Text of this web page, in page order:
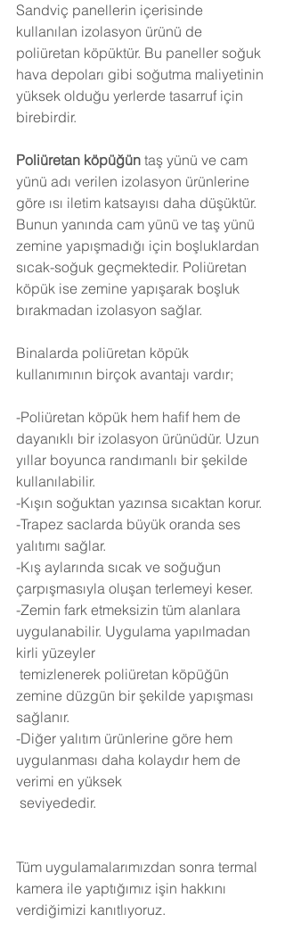
Sandviç panellerin içerisinde
kullanılan izolasyon ürünü de
poliüretan köpüktür. Bu paneller soğuk
hava depoları gibi soğutma maliyetinin
yüksek olduğu yerlerde tasarruf için
birebirdir.
Poliüretan köpüğün taş yünü ve cam
yünü adı verilen izolasyon ürünlerine
göre ısı iletim katsayısı daha düşüktür.
Bunun yanında cam yünü ve taş yünü
zemine yapışmadığı için boşluklardan
sıcak-soğuk geçmektedir. Poliüretan
köpük ise zemine yapışarak boşluk
bırakmadan izolasyon sağlar.
Binalarda poliüretan köpük
kullanımının birçok avantajı vardır;
-Poliüretan köpük hem hafif hem de
dayanıklı bir izolasyon ürünüdür. Uzun
yıllar boyunca randımanlı bir şekilde
kullanılabilir.
-Kışın soğuktan yazınsa sıcaktan korur.
-Trapez saclarda büyük oranda ses
yalıtımı sağlar.
-Kış aylarında sıcak ve soğuğun
çarpışmasıyla oluşan terlemeyi keser.
-Zemin fark etmeksizin tüm alanlara
uygulanabilir. Uygulama yapılmadan
kirli yüzeyler
zemine düzgün bir şekilde yapışması
sağlanır.
-Diğer yalıtım ürünlerine göre hem
uygulanması daha kolaydır hem de
verimi en yüksek
seviyededir.
Tüm uygulamalarımızdan sonra termal
kamera ile yaptığımız işin hakkını
verdiğimizi kanıtlıyoruz.